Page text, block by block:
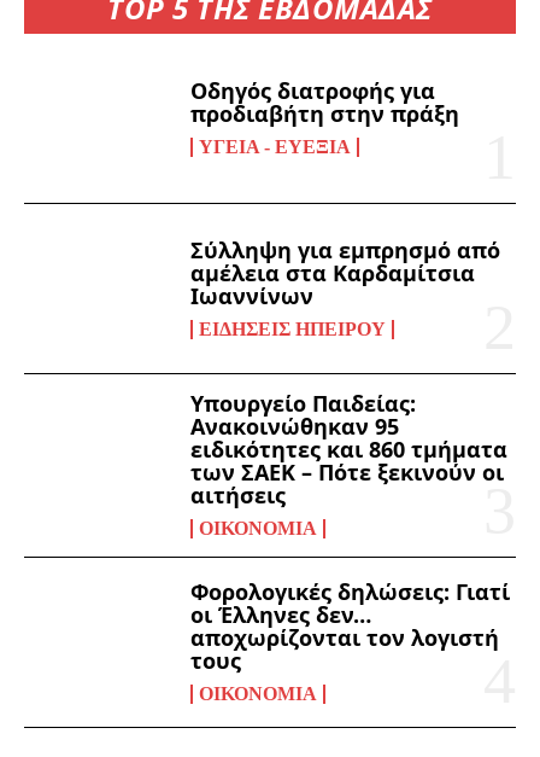
Οδηγός διατροφής για
προδιαβήτη στην πράξη
ΥΓΕΊΑ - ΕΥΕΞΊΑ
Σύλληψη για εμπρησμό από
αμέλεια στα Καρδαμίτσια
Ιωαννίνων
ΕΙΔΉΣΕΙΣ ΗΠΕΊΡΟΥ
Υπουργείο Παιδείας:
Ανακοινώθηκαν 95
ειδικότητες και 860 τμήματα
των ΣΑΕΚ – Πότε ξεκινούν οι
αιτήσεις
ΟΙΚΟΝΟΜΊΑ
Φορολογικές δηλώσεις: Γιατί
οι Έλληνες δεν…
αποχωρίζονται τον λογιστή
τους
ΟΙΚΟΝΟΜΊΑ